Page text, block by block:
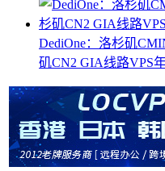
DediOne：洛杉矶
矶CN2 GIA线路VPS